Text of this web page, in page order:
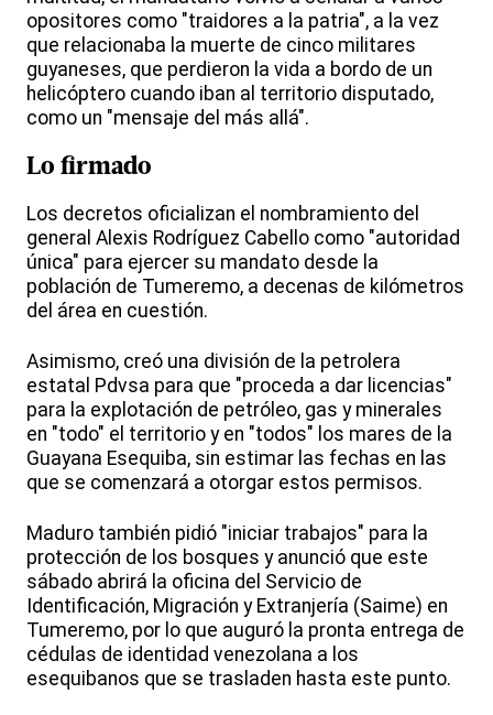
opositores como "traidores a la patria", a la vez
que relacionaba la muerte de cinco militares
guyaneses, que perdieron la vida a bordo de un
helicóptero cuando iban al territorio disputado,
como un "mensaje del más allá".
Lo firmado
Los decretos oficializan el nombramiento del
general Alexis Rodríguez Cabello como "autoridad
única" para ejercer su mandato desde la
población de Tumeremo, a decenas de kilómetros
del área en cuestión.
Asimismo, creó una división de la petrolera
estatal Pdvsa para que "proceda a dar licencias"
para la explotación de petróleo, gas y minerales
en "todo" el territorio y en "todos" los mares de la
Guayana Esequiba, sin estimar las fechas en las
que se comenzará a otorgar estos permisos.
Maduro también pidió "iniciar trabajos" para la
protección de los bosques y anunció que este
sábado abrirá la oficina del Servicio de
Identificación, Migración y Extranjería (Saime) en
Tumeremo, por lo que auguró la pronta entrega de
cédulas de identidad venezolana a los
esequibanos que se trasladen hasta este punto.